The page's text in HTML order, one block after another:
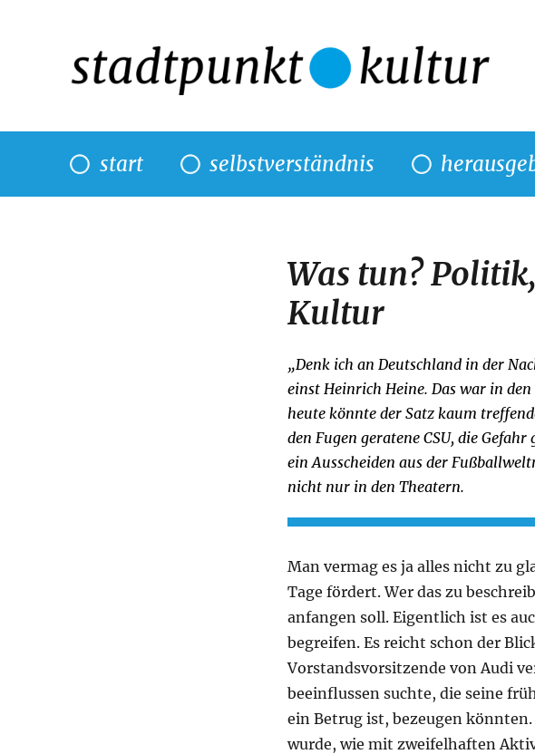
start selbstverständnis
Was tun?
Kultur
„Denk ich an Deutschland in der
einst Heinrich Heine. Das war in
heute könnte der Satz kaum
den Fugen geratene CSU, die
ein Ausscheiden aus der
nicht nur in den Theatern.
Man vermag es ja alles nicht zu
Tage fördert. Wer das zu
anfangen soll. Eigentlich ist es
begreifen. Es reicht schon der
Vorstandsvorsitzende von Audi
beeinflussen suchte, die seine
ein Betrug ist, bezeugen
wurde, wie mit zweifelhaften